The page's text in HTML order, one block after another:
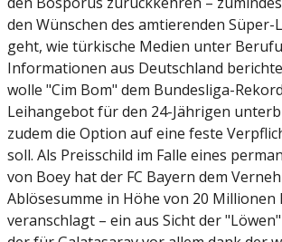
den Wünschen des amtierenden Süper-
geht, wie türkische Medien unter
Informationen aus Deutschland
wolle "Cim Bom" dem Bundesliga-
Leihangebot für den 24-Jährigen
zudem die Option auf eine feste
soll. Als Preisschild im Falle eines
von Boey hat der FC Bayern dem
Ablösesumme in Höhe von 20 Millionen
veranschlagt – ein aus Sicht der